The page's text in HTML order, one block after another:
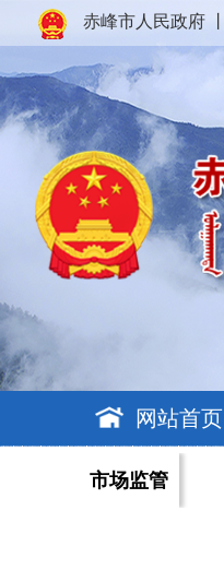
赤峰市人民政府
网站首页
市场监管